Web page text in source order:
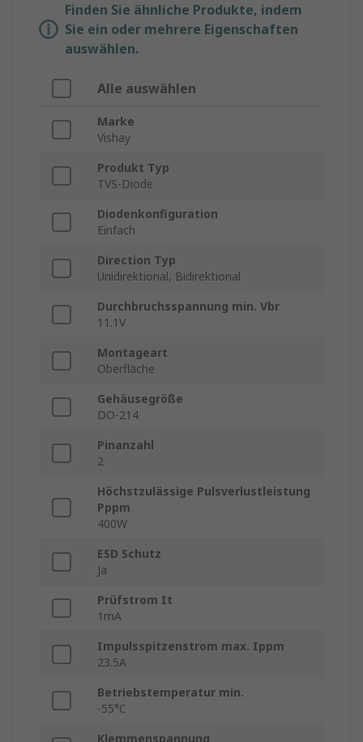
Finden Sie ähnliche Produkte, indem
Sie ein oder mehrere Eigenschaften
auswählen.
Alle auswählen
Marke
Vishay
Produkt Typ
TVS-Diode
Diodenkonfiguration
Einfach
Direction Typ
Unidirektional, Bidirektional
Durchbruchsspannung min. Vbr
11.1V
Montageart
Oberfläche
Gehäusegröße
DO-214
Pinanzahl
2
Höchstzulässige Pulsverlustleistung
Pppm
400W
ESD Schutz
Ja
Prüfstrom It
1mA
Impulsspitzenstrom max. Ippm
23.5A
Betriebstemperatur min.
-55°C
Klemmenspannung